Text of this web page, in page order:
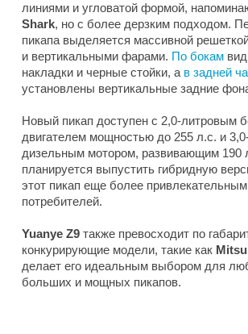
линиями и угловатой формой,
Shark, но с более дерзким подходом.
пикапа выделяется массивной
и вертикальными фарами. По бокам
накладки и черные стойки, а в задней
установлены вертикальные задние
Новый пикап доступен с 2,0-литровым
двигателем мощностью до 255 л.с. и
дизельным мотором, развивающим
планируется выпустить гибридную
этот пикап еще более
потребителей.
Yuanye Z9 также превосходит по
конкурирующие модели, такие как
делает его идеальным выбором для
больших и мощных пикапов.